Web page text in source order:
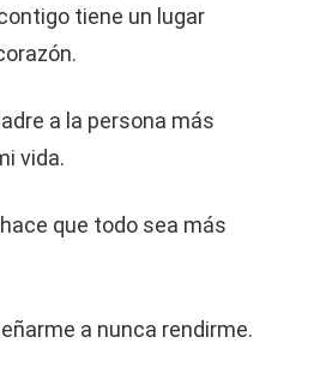
tiene un lugar
a la persona más
vida.
que todo sea más
a nunca rendirme.